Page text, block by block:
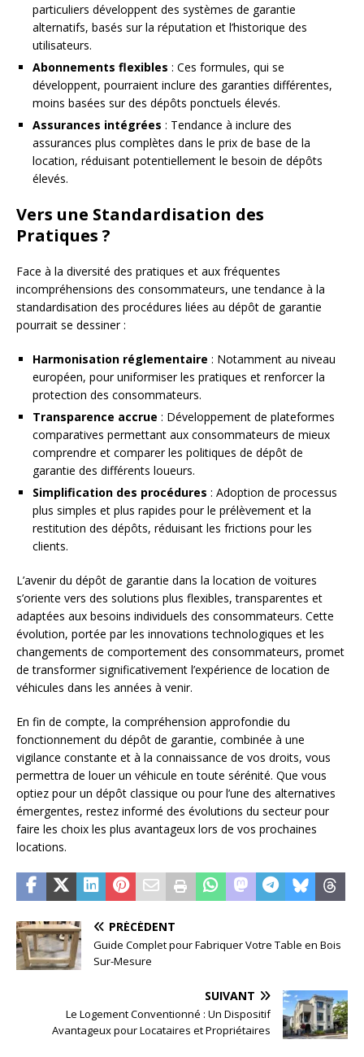
particuliers développent des systèmes de garantie
alternatifs, basés sur la réputation et l’historique des
utilisateurs.
Abonnements flexibles : Ces formules, qui se
développent, pourraient inclure des garanties différentes,
moins basées sur des dépôts ponctuels élevés.
Assurances intégrées : Tendance à inclure des
assurances plus complètes dans le prix de base de la
location, réduisant potentiellement le besoin de dépôts
élevés.
Vers une Standardisation des
Pratiques ?
Face à la diversité des pratiques et aux fréquentes
incompréhensions des consommateurs, une tendance à la
standardisation des procédures liées au dépôt de garantie
pourrait se dessiner :
Harmonisation réglementaire : Notamment au niveau
européen, pour uniformiser les pratiques et renforcer la
protection des consommateurs.
Transparence accrue : Développement de plateformes
comparatives permettant aux consommateurs de mieux
comprendre et comparer les politiques de dépôt de
garantie des différents loueurs.
Simplification des procédures : Adoption de processus
plus simples et plus rapides pour le prélèvement et la
restitution des dépôts, réduisant les frictions pour les
clients.
L’avenir du dépôt de garantie dans la location de voitures
s’oriente vers des solutions plus flexibles, transparentes et
adaptées aux besoins individuels des consommateurs. Cette
évolution, portée par les innovations technologiques et les
changements de comportement des consommateurs, promet
de transformer significativement l’expérience de location de
véhicules dans les années à venir.
En fin de compte, la compréhension approfondie du
fonctionnement du dépôt de garantie, combinée à une
vigilance constante et à la connaissance de vos droits, vous
permettra de louer un véhicule en toute sérénité. Que vous
optiez pour un dépôt classique ou pour l’une des alternatives
émergentes, restez informé des évolutions du secteur pour
faire les choix les plus avantageux lors de vos prochaines
locations.
PRÉCÉDENT
Guide Complet pour Fabriquer Votre Table en Bois
Sur-Mesure
SUIVANT
Le Logement Conventionné : Un Dispositif
Avantageux pour Locataires et Propriétaires